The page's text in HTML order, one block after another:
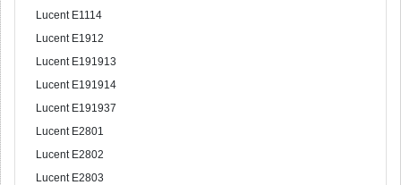
Lucent E1114
Lucent E1912
Lucent E191913
Lucent E191914
Lucent E191937
Lucent E2801
Lucent E2802
Lucent E2803